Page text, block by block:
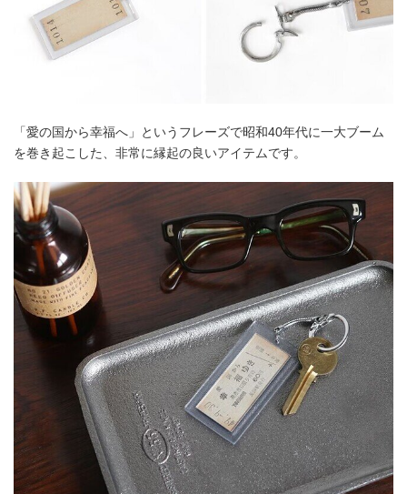
「愛の国から幸福へ」というフレーズで昭和40年代に一大ブーム
を巻き起こした、非常に縁起の良いアイテムです。